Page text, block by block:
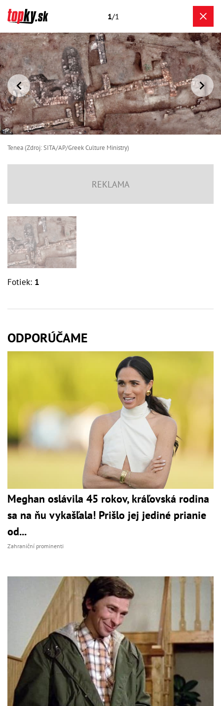
1/1
Tenea (Zdroj: SITA/AP/Greek Culture Ministry)
Fotiek: 1
ODPORÚČAME
Meghan oslávila 45 rokov, kráľovská rodina
sa na ňu vykašľala! Prišlo jej jediné prianie
od...
Zahraniční prominenti